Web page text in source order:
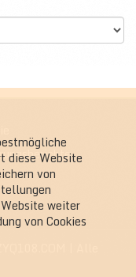
diese Website
von
weiter
von Cookies
| Alle